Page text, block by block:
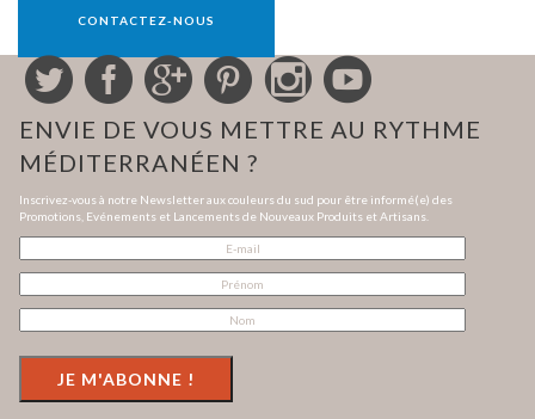
CONTACTEZ-NOUS
ENVIE DE VOUS METTRE AU RYTHME
MÉDITERRANÉEN ?
Inscrivez-vous à notre Newsletter aux couleurs du sud pour être informé(e) des
Promotions, Evénements et Lancements de Nouveaux Produits et Artisans.